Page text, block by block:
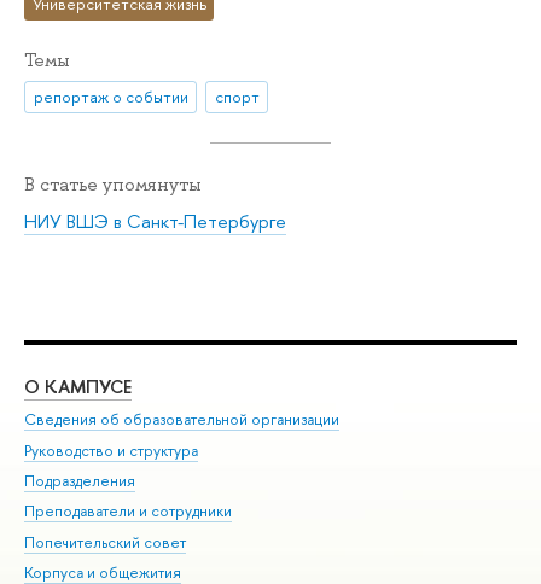
Темы
репортаж о событии спорт
В статье упомянуты
НИУ ВШЭ в Санкт-Петербурге
О КАМПУСЕ
Сведения об образовательной организации
Руководство и структура
Подразделения
Преподаватели и сотрудники
Попечительский совет
Корпуса и общежития